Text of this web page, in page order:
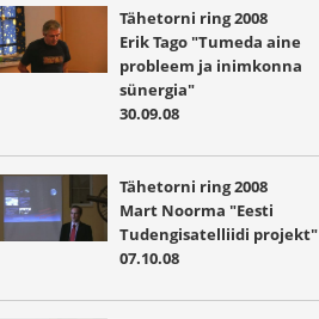
Tähetorni ring 2008
Erik Tago "Tumeda aine
probleem ja inimkonna
sünergia"
30.09.08
Tähetorni ring 2008
Mart Noorma "Eesti
Tudengisatelliidi projekt"
07.10.08